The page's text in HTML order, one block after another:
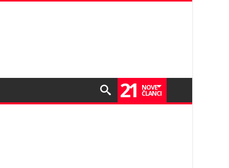
21 NOVE
ČLANCI